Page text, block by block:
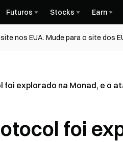
Futuros Stocks Earn
nos EUA. Mude para o site dos
foi explorado na Monad, e o
foi